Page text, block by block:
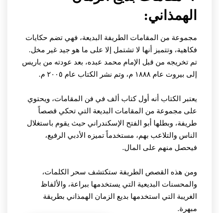
الهمذاني:
مجموعة من المقامات الطريفة البديعة، فهي تضم حكايات
فكاهية، وتتميز أنها لا تشتمل إلا على ما هو جيد غير مخل.
تم تخريجه من قبل الإمام محمد عبده، بعد عودته من باريس
إلى بيروت عام ١٨٨٨ م، وتم نشر الكتاب عام ٢٠٠٥ م.
يعتبر الكتاب أنه أول كتاب ألف في فن المقامات، ويحتوي
على مجموعة من المقامات البديعة التي تحكي قصصاً
طريفة، وبطلها أبو الفتح الإسكندراني حيث يقوم باستغلال
الناس والتلاعب بهم، مستخدماً تميزه الأدبي الرفيع،
فيحصل منهم على المال.
ومن هذه القصص الطريفة ستكتشف سحر الكلمات،
والمحسنات البديعية التي يستخدمها ببراعة، والألفاظ
الغريبة التي استخدمها بديع الزمان الهمذاني بطريقة
مبهرة.